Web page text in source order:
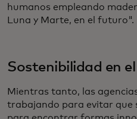
humanos empleando
Luna y Marte, en el futuro".
Sostenibilidad en
Mientras tanto, las
trabajando para evitar que